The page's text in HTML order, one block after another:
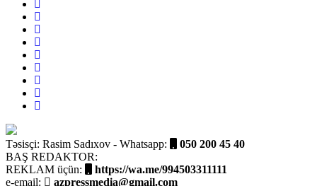
Təsisçi: Rasim Sadıxov - Whatsapp: 050 200 45 40
BAŞ REDAKTOR:
REKLAM üçün:
https://wa.me/994503311111
e-email: azpressmedia@gmail.com